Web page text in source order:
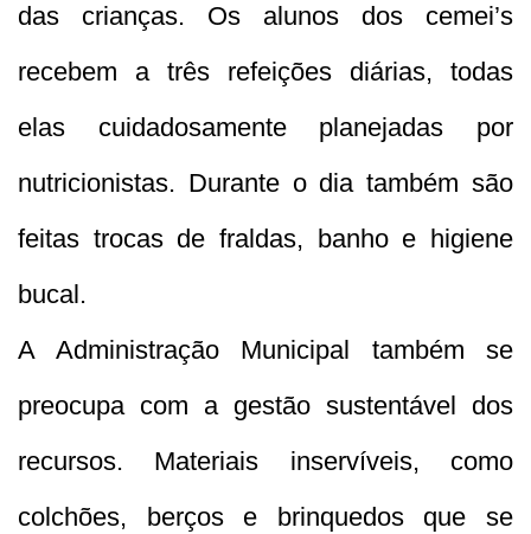
das crianças. Os alunos dos cemei’s
recebem a três refeições diárias, todas
elas cuidadosamente planejadas por
nutricionistas. Durante o dia também são
feitas trocas de fraldas, banho e higiene
bucal.
A Administração Municipal também se
preocupa com a gestão sustentável dos
recursos. Materiais inservíveis, como
colchões, berços e brinquedos que se